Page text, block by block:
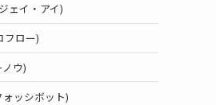
ェイ・アイ)
フロー)
ノウ)
ォッシボット)